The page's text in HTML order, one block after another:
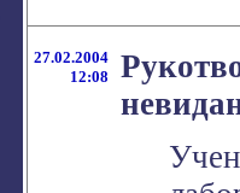
27.02.2004
12:08